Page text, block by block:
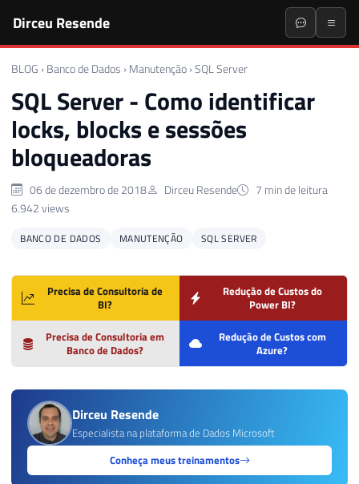
Dirceu Resende
BLOG › Banco de Dados › Manutenção ›SQL Server
SQL Server - Como identificar
locks, blocks e sessões
bloqueadoras
06 de dezembro de 2018 Dirceu Resende
7 min de leitura
6.942 views
BANCO DE DADOS MANUTENÇÃO SQL SERVER
Precisa de Consultoria de
BI?
Redução de Custos do
Power BI?
Precisa de Consultoria em
Banco de Dados?
Redução de Custos com
Azure?
Dirceu Resende
Especialista na plataforma de Dados Microsoft
Conheça meus treinamentos